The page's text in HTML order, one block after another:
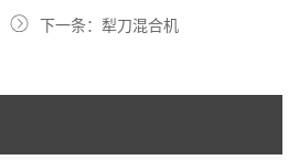
下一条：犁刀混合机